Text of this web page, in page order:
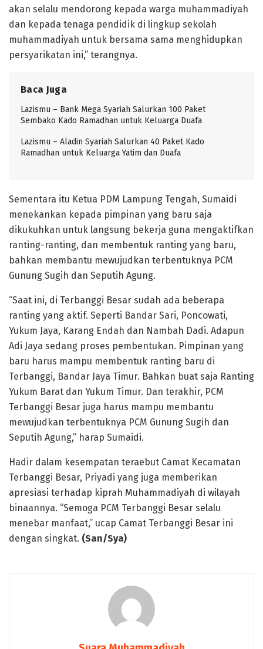
akan selalu mendorong kepada warga muhammadiyah
dan kepada tenaga pendidik di lingkup sekolah
muhammadiyah untuk bersama sama menghidupkan
persyarikatan ini,” terangnya.
Baca Juga
Lazismu – Bank Mega Syariah Salurkan 100 Paket
Sembako Kado Ramadhan untuk Keluarga Duafa
Lazismu – Aladin Syariah Salurkan 40 Paket Kado
Ramadhan untuk Keluarga Yatim dan Duafa
Sementara itu Ketua PDM Lampung Tengah, Sumaidi
menekankan kepada pimpinan yang baru saja
dikukuhkan untuk langsung bekerja guna mengaktifkan
ranting-ranting, dan membentuk ranting yang baru,
bahkan membantu mewujudkan terbentuknya PCM
Gunung Sugih dan Seputih Agung.
“Saat ini, di Terbanggi Besar sudah ada beberapa
ranting yang aktif. Seperti Bandar Sari, Poncowati,
Yukum Jaya, Karang Endah dan Nambah Dadi. Adapun
Adi Jaya sedang proses pembentukan. Pimpinan yang
baru harus mampu membentuk ranting baru di
Terbanggi, Bandar Jaya Timur. Bahkan buat saja Ranting
Yukum Barat dan Yukum Timur. Dan terakhir, PCM
Terbanggi Besar juga harus mampu membantu
mewujudkan terbentuknya PCM Gunung Sugih dan
Seputih Agung,” harap Sumaidi.
Hadir dalam kesempatan teraebut Camat Kecamatan
Terbanggi Besar, Priyadi yang juga memberikan
apresiasi terhadap kiprah Muhammadiyah di wilayah
binaannya. “Semoga PCM Terbanggi Besar selalu
menebar manfaat,” ucap Camat Terbanggi Besar ini
dengan singkat. (San/Sya)